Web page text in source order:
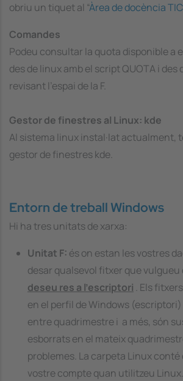
obriu un tiquet al “Àrea de docència TIC
Comandes
Podeu consultar la quota disponible a
des de linux amb el script QUOTA i des
revisant l’espai de la F.
Gestor de finestres al Linux: kde
Al sistema linux instal·lat actualment,
gestor de finestres kde.
Entorn de treball Windows
Hi ha tres unitats de xarxa:
Unitat F: és on estan les vostres
desar qualsevol fitxer que vulgueu
deseu res a l'escriptori . Els
en el perfil de Windows
entre quadrimestre i a més, són
esborrats en el mateix
problemes. La carpeta Linux conté
vostre compte quan utilitzeu